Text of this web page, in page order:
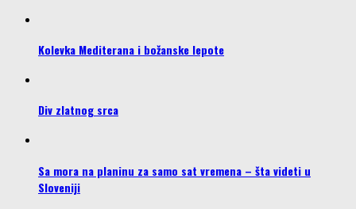
Kolevka Mediterana i božanske lepote
Div zlatnog srca
Sa mora na planinu za samo sat vremena – šta videti u
Sloveniji